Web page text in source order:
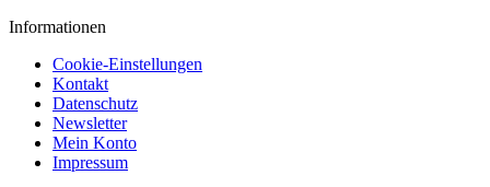
Informationen
Cookie-Einstellungen
Kontakt
Datenschutz
Newsletter
Mein Konto
Impressum